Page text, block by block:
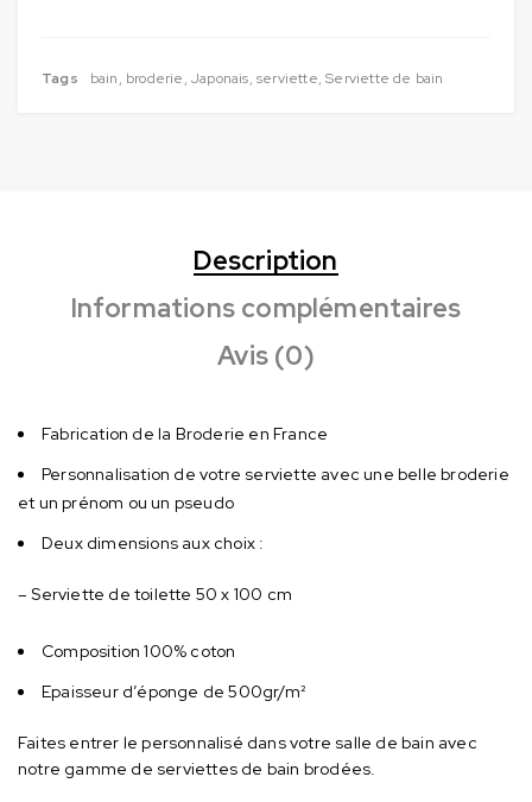
Tags bain, broderie,Japonais,serviette,Serviette de bain
Description
Informations complémentaires
Avis (0)
Fabrication de la Broderie en France
Personnalisation de votre serviette avec une belle broderie
et un prénom ou un pseudo
Deux dimensions aux choix :
– Serviette de toilette 50 x 100 cm
Composition 100% coton
Epaisseur d’éponge de 500gr/m²
Faites entrer le personnalisé dans votre salle de bain avec
notre gamme de serviettes de bain brodées.